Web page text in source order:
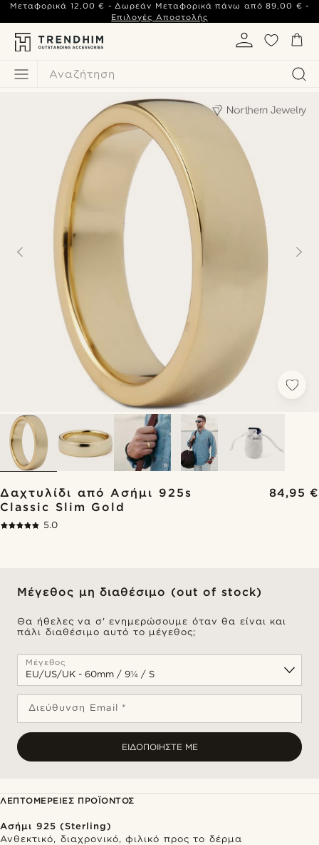
Αναζήτηση
Μεταφορικά 12,00 € - Δωρεάν Μεταφορικά πάνω από 89,00 € -
Επιλογές Αποστολής
Δαχτυλίδι από Ασήμι 925s
Classic Slim Gold
84,95 €
5.0
Μέγεθος μη διαθέσιμο (out of stock)
Θα ήθελες να σ' ενημερώσουμε όταν θα είναι και
πάλι διαθέσιμο αυτό το μέγεθος;
Μέγεθος
Διεύθυνση Email *
ΕΙΔΟΠΟΙΉΣΤΕ ΜΕ
ΛΕΠΤΟΜΈΡΕΙΕΣ ΠΡΟΪΌΝΤΟΣ
Ασήμι 925 (Sterling)
Ανθεκτικό, διαχρονικό, φιλικό προς το δέρμα